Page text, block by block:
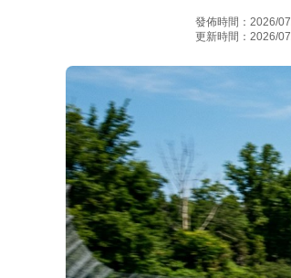
發佈時間：2026/
更新時間：2026/